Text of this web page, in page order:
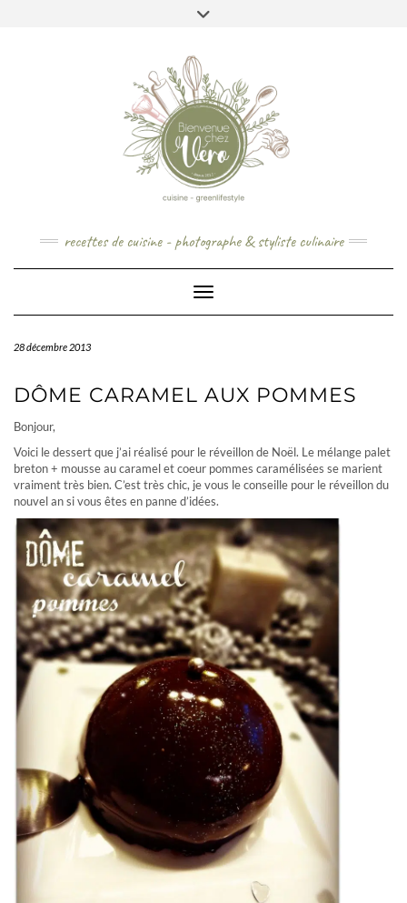
recettes de cuisine - photographe & styliste culinaire
Toggle Navigation
28 décembre 2013
DÔME CARAMEL AUX POMMES
Bonjour,
Voici le dessert que j’ai réalisé pour le réveillon de Noël. Le mélange palet
breton + mousse au caramel et coeur pommes caramélisées se marient
vraiment très bien. C’est très chic, je vous le conseille pour le réveillon du
nouvel an si vous êtes en panne d’idées.